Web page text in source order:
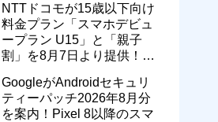
過
NTTドコモが15歳以下向け
料金プラン「スマホデビュ
ープラン U15」と「親子
割」を8月7日より提供！親
550円割引に
GoogleがAndroidセキュリ
ティーパッチ2026年8月分
を案内！Pixel 8以降のスマ